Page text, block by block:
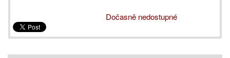
Dočasně nedostupné